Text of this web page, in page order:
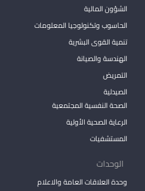
الشؤون المالية
الحاسوب وتكنولوجيا المعلومات
تنمية القوى البشرية
الهندسة والصيانة
التمريض
الصيدلية
الصحة النفسية المجتمعية
الرعاية الصحية الأولية
المستشفيات
الوحدات
وحدة العلاقات العامة والاعلام